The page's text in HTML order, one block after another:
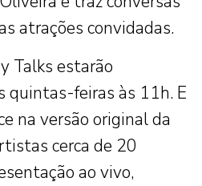
atrações convidadas.
Talks estarão
quintas-feiras às 11h. E
na versão original da
cerca de 20
ao vivo,